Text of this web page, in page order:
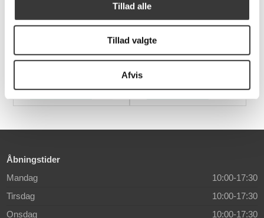
Tillad alle
Tillad valgte
Afvis
2.291,00 DKK 5.699,00 DKK
Åbningstider
Mandag
10:00-17:30
Tirsdag
10:00-17:30
Onsdag
10:00-17:30